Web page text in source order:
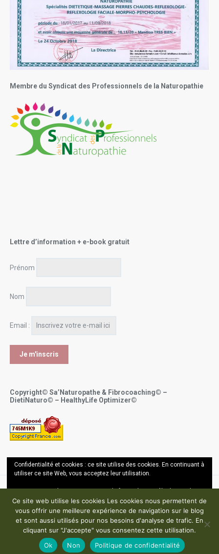
Confidentialité et cookies : ce site utilise des cookies. En continuant à
utiliser ce site Web, vous acceptez leur utilisation.
consultez :En savoir plus
Membre du Syndicat des Professionnels de la Naturopathie
Lettre d’information + e-book gratuit
Prénom
Nom
Email :
Copyright© Sa’Naturopathe & Fibrocoaching© –
DietiNaturo© – HealthyLife Optimizer©
Copyright ©
Sana Bel Hassin OUALI - Sa'Naturopathe 2017-2024
Mentions légales – Politique de confidentialité – CGU
Ce site web utilise les cookies Les cookies nous permettent de
vous offrir une meilleure expérience de navigation sur le blog
et sont aussi utilisés pour nos besoins d'analyse de trafic. En
cliquant sur "J'accepte" vous consentez cette utilisation.
Ok
Non Politique de confidentialité